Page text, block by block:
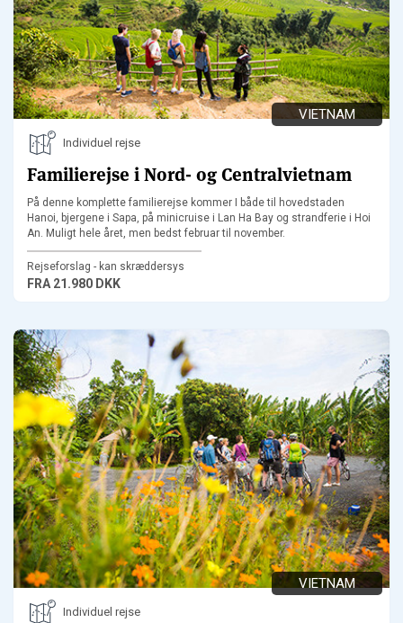
VIETNAM
Individuel rejse
Familierejse i Nord- og Centralvietnam
På denne komplette familierejse kommer I både til hovedstaden
Hanoi, bjergene i Sapa, på minicruise i Lan Ha Bay og strandferie i Hoi
An. Muligt hele året, men bedst februar til november.
Rejseforslag - kan skræddersys
FRA21.980 DKK
VIETNAM
Individuel rejse